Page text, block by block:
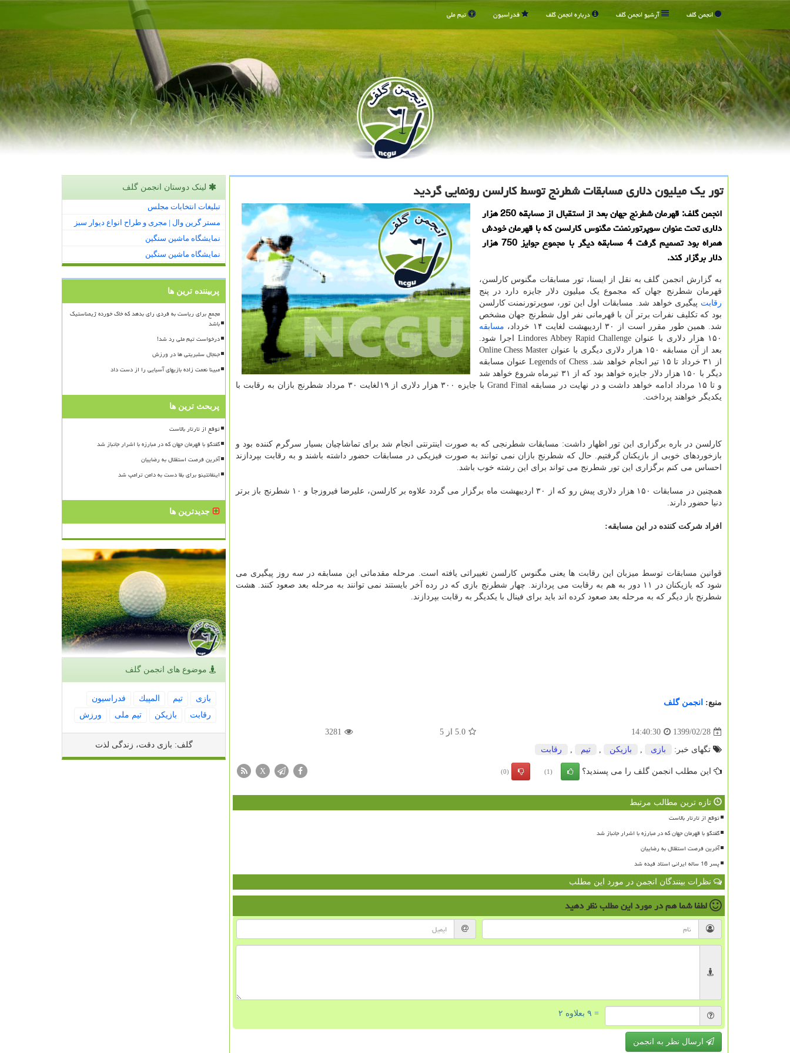
انجمن گلف آرشیو انجمن گلف درباره انجمن گلف فدراسیون تیم ملی
تور یك میلیون دلاری مسابقات شطرنج توسط كارلسن رونمایی گردید
انجمن گلف: قهرمان شطرنج جهان بعد از استقبال از مسابقه 250 هزار
دلاری تحت عنوان سوپرتورنمنت مگنوس كارلسن كه با قهرمان خودش
همراه بود تصمیم گرفت 4 مسابقه دیگر با مجموع جوایز 750 هزار
دلار برگزار كند.
به گزارش انجمن گلف به نقل از ایسنا، تور مسابقات مگنوس کارلسن،
قهرمان شطرنج جهان که مجموع یک میلیون دلار جایزه دارد در پنج
رقابت پیگیری خواهد شد. مسابقات اول این تور، سوپرتورنمنت کارلسن
بود که تکلیف نفرات برتر آن با قهرمانی نفر اول شطرنج جهان مشخص
شد. همین طور مقرر است از ۳۰ اردیبهشت لغایت ۱۴ خرداد،
مسابقه
۱۵۰ هزار دلاری با عنوان Lindores Abbey Rapid Challenge اجرا شود.
بعد از آن مسابقه ۱۵۰ هزار دلاری دیگری با عنوان Online Chess Master
از ۳۱ خرداد تا ۱۵ تیر انجام خواهد شد. Legends of Chess عنوان مسابقه
دیگر با ۱۵۰ هزار دلار جایزه خواهد بود که از ۳۱ تیرماه شروع خواهد شد
و تا ۱۵ مرداد ادامه خواهد داشت و در نهایت در مسابقه Grand Final با جایزه ۳۰۰ هزار دلاری از ۱۹لغایت ۳۰ مرداد شطرنج بازان به رقابت با
یکدیگر خواهند پرداخت.
کارلسن در باره برگزاری این تور اظهار داشت: مسابقات شطرنجی که به صورت اینترنتی انجام شد برای تماشاچیان بسیار سرگرم کننده بود و
بازخوردهای خوبی از بازیکنان گرفتیم. حال که شطرنج بازان نمی توانند به صورت فیزیکی در مسابقات حضور داشته باشند و به رقابت بپردازند
احساس می کنم برگزاری این تور شطرنج می تواند برای این رشته خوب باشد.
همچنین در مسابقات ۱۵۰ هزار دلاری پیش رو که از ۳۰ اردیبهشت ماه برگزار می گردد علاوه بر کارلسن، علیرضا فیروزجا و ۱۰ شطرنج باز برتر
دنیا حضور دارند.
افراد شرکت کننده در این مسابقه:
قوانین مسابقات توسط میزبان این رقابت ها یعنی مگنوس کارلسن تغییراتی یافته است. مرحله مقدماتی این مسابقه در سه روز پیگیری می
شود که بازیکنان در ۱۱ دور به هم به رقابت می پردازند. چهار شطرنج بازی که در رده آخر بایستند نمی توانند به مرحله بعد صعود کنند. هشت
شطرنج باز دیگر که به مرحله بعد صعود کرده اند باید برای فینال با یکدیگر به رقابت بپردازند.
منبع: انجمن گلف
1399/02/28
14:40:30
5.0 از5
3281
تگهای خبر: بازی , بازیكن , تیم , رقابت
این مطلب انجمن گلف را می پسندید؟ (1)
(0)
X
تازه ترین مطالب مرتبط
توقع از تارتار بالاست
گفتگو با قهرمان جهان که در مبارزه با اشرار جانباز شد
آخرین فرصت استقلال به رضاییان
پسر 16 ساله ایرانی استاد فیده شد
نظرات بینندگان انجمن در مورد این مطلب
لطفا شما همدر مورد این مطلبنظر دهید
= ۹ بعلاوه ۲
ارسال نظر به انجمن
لینک دوستان انجمن گلف
تبلیغات انتخابات مجلس
مستر گرین وال | مجری و طراح انواع دیوار سبز
نمایشگاه ماشین سنگین
نمایشگاه ماشین سنگین
پربیننده ترین ها
مجمع برای ریاست به فردی رای بدهد که خاک خورده ژیمناستیک
باشد
درخواست تیم ملی رد شد!
جنجال سلبریتی ها در ورزش
مبینا نعمت زاده بازیهای آسیایی را از دست داد
پربحث ترین ها
توقع از تارتار بالاست
گفتگو با قهرمان جهان که در مبارزه با اشرار جانباز شد
آخرین فرصت استقلال به رضاییان
اینفانتینو برای بقا دست به دامن ترامپ شد
جدیدترین ها
موضوع های انجمن گلف
بازی تیم المپیك
فدراسیون
رقابت
بازیكن تیم ملی ورزش
گلف: بازی دقت، زندگی لذت